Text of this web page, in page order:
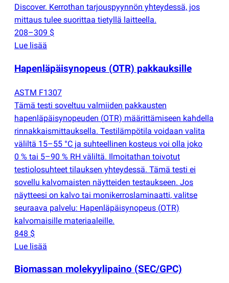
Discover. Kerrothan tarjouspyynnön yhteydessä, jos
mittaus tulee suorittaa tietyllä laitteella.
208–309 $
Lue lisää
Hapenläpäisynopeus (OTR) pakkauksille
ASTM F1307
Tämä testi soveltuu valmiiden pakkausten
hapenläpäisynopeuden (OTR) määrittämiseen kahdella
rinnakkaismittauksella. Testilämpötila voidaan valita
väliltä 15–55 °C ja suhteellinen kosteus voi olla joko
0 % tai 5–90 % RH väliltä. Ilmoitathan toivotut
testiolosuhteet tilauksen yhteydessä. Tämä testi ei
sovellu kalvomaisten näytteiden testaukseen. Jos
näytteesi on kalvo tai monikerroslaminaatti, valitse
seuraava palvelu: Hapenläpäisynopeus (OTR)
kalvomaisille materiaaleille.
848 $
Lue lisää
Biomassan molekyylipaino (SEC/GPC)